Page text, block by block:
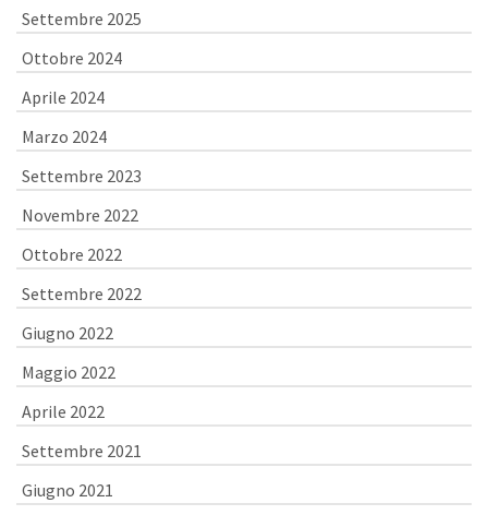
Settembre 2025
Ottobre 2024
Aprile 2024
Marzo 2024
Settembre 2023
Novembre 2022
Ottobre 2022
Settembre 2022
Giugno 2022
Maggio 2022
Aprile 2022
Settembre 2021
Giugno 2021